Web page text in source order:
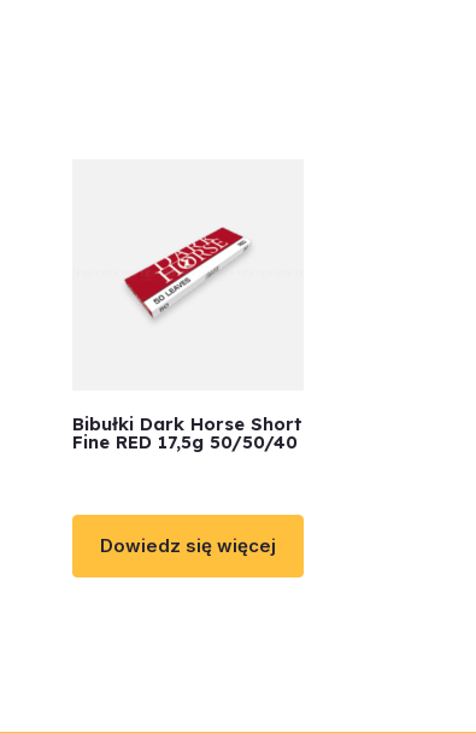
Bibułki Dark Horse Short
Fine RED 17,5g 50/50/40
Dowiedz się więcej